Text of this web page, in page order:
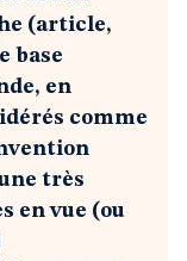
(article,
base
en
comme
très
en vue (ou